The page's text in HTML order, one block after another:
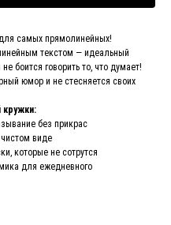
самых прямолинейных!
текстом — идеальный
боится говорить то, что думает!
юмор и не стесняется своих
кружки:
без прикрас
виде
которые не сотрутся
для ежедневного